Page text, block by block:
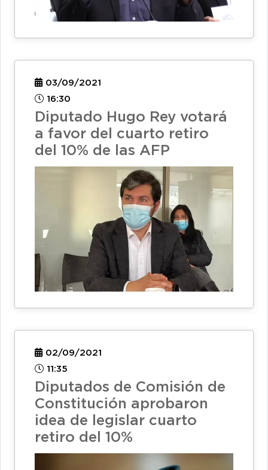
03/09/2021
16:30
Diputado Hugo Rey votará
a favor del cuarto retiro
del 10% de las AFP
02/09/2021
11:35
Diputados de Comisión de
Constitución aprobaron
idea de legislar cuarto
retiro del 10%